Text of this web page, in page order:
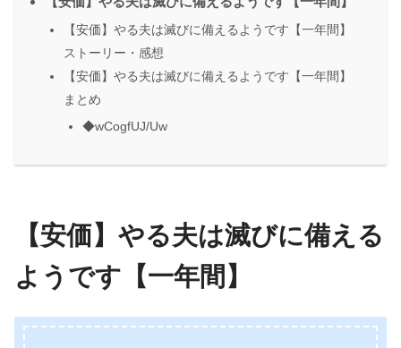
【安価】やる夫は滅びに備えるようです【一年間】
ストーリー・感想
【安価】やる夫は滅びに備えるようです【一年間】
まとめ
◆wCogfUJ/Uw
【安価】やる夫は滅びに備える
ようです【一年間】